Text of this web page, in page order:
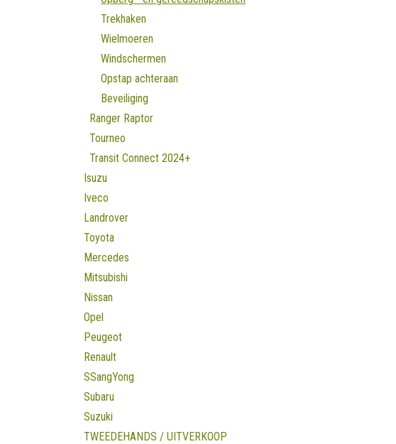
Trekhaken
Wielmoeren
Windschermen
Opstap achteraan
Beveiliging
Ranger Raptor
Tourneo
Transit Connect 2024+
Isuzu
Iveco
Landrover
Toyota
Mercedes
Mitsubishi
Nissan
Opel
Peugeot
Renault
SSangYong
Subaru
Suzuki
TWEEDEHANDS / UITVERKOOP